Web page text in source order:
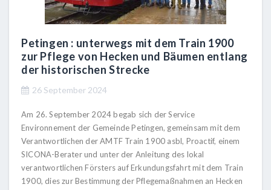
Petingen : unterwegs mit dem Train 1900
zur Pflege von Hecken und Bäumen entlang
der historischen Strecke
26 September 2024
Am 26. September 2024 begab sich der Service
Environnement der Gemeinde Petingen, gemeinsam mit dem
Verantwortlichen der AMTF Train 1900 asbl, Proactif, einem
SICONA-Berater und unter der Anleitung des lokal
verantwortlichen Försters auf Erkundungsfahrt mit dem Train
1900, dies zur Bestimmung der Pflegemaßnahmen an Hecken